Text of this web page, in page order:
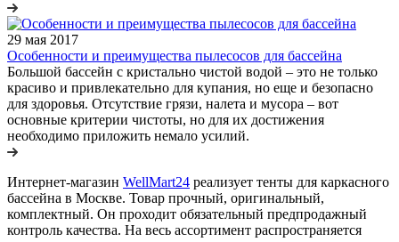
29 мая 2017
Особенности и преимущества пылесосов для бассейна
Большой бассейн с кристально чистой водой – это не только
красиво и привлекательно для купания, но еще и безопасно
для здоровья. Отсутствие грязи, налета и мусора – вот
основные критерии чистоты, но для их достижения
необходимо приложить немало усилий.
Интернет-магазин WellMart24 реализует тенты для каркасного
бассейна в Москве. Товар прочный, оригинальный,
комплектный. Он проходит обязательный предпродажный
контроль качества. На весь ассортимент распространяется